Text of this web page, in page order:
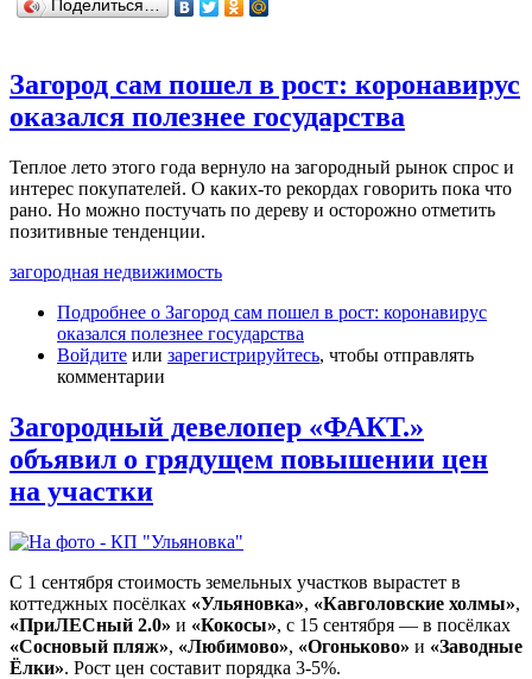
Поделиться…
Загород сам пошел в рост: коронавирус
оказался полезнее государства
Теплое лето этого года вернуло на загородный рынок спрос и
интерес покупателей. О каких-то рекордах говорить пока что
рано. Но можно постучать по дереву и осторожно отметить
позитивные тенденции.
загородная недвижимость
Подробнее о Загород сам пошел в рост: коронавирус
оказался полезнее государства
Войдите или зарегистрируйтесь, чтобы отправлять
комментарии
Загородный девелопер «ФАКТ.»
объявил о грядущем повышении цен
на участки
С 1 сентября стоимость земельных участков вырастет в
коттеджных посёлках «Ульяновка», «Кавголовские холмы»,
«ПриЛЕСный 2.0» и «Кокосы», с 15 сентября — в посёлках
«Сосновый пляж», «Любимово», «Огоньково» и «Заводные
Ёлки». Рост цен составит порядка 3-5%.